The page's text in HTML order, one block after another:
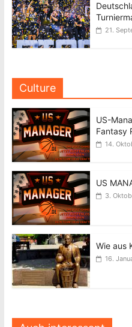
21.
Culture
US-
Fantasy
14.
US
3.
Wie aus
16.